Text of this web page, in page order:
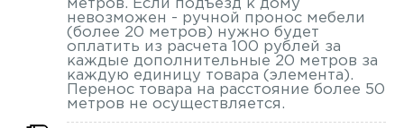
метров. Если подъезд к дому
невозможен - ручной пронос мебели
(более 20 метров) нужно будет
оплатить из расчета 100 рублей за
каждые дополнительные 20 метров за
каждую единицу товара (элемента).
Перенос товара на расстояние более 50
метров не осуществляется.